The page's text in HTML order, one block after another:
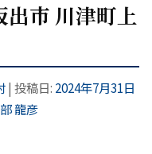
市 川津町上
| 投稿日: 2024年7月31日
龍彦